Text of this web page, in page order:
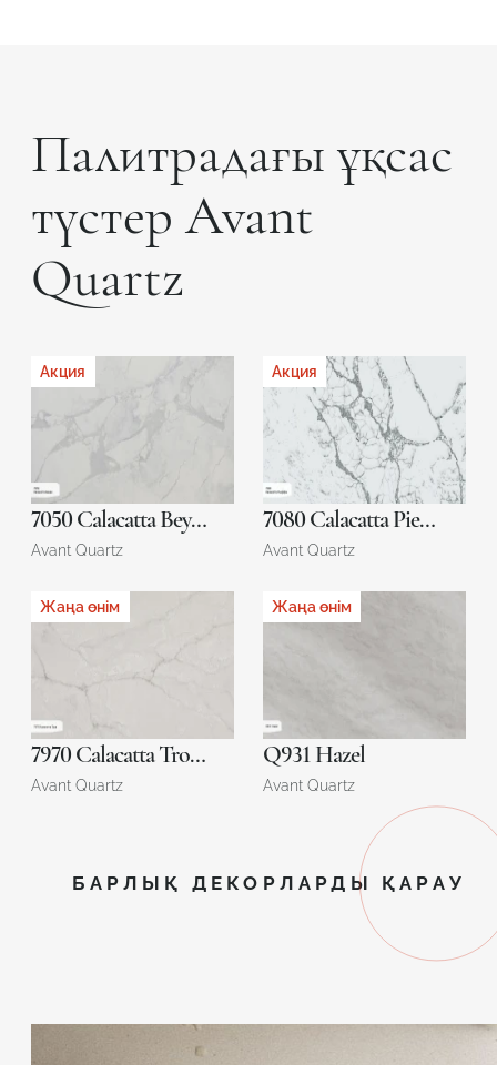
Палитрадағы ұқсас
түстер Avant
Quartz
Акция
7050 Calacatta Beynac
Avant Quartz
Акция
7080 Calacatta Pierrefonds
Avant Quartz
Жаңа өнім
7970 Calacatta Troyes
Avant Quartz
Жаңа өнім
Q931 Hazel
Avant Quartz
БАРЛЫҚ ДЕКОРЛАРДЫ ҚАРАУ